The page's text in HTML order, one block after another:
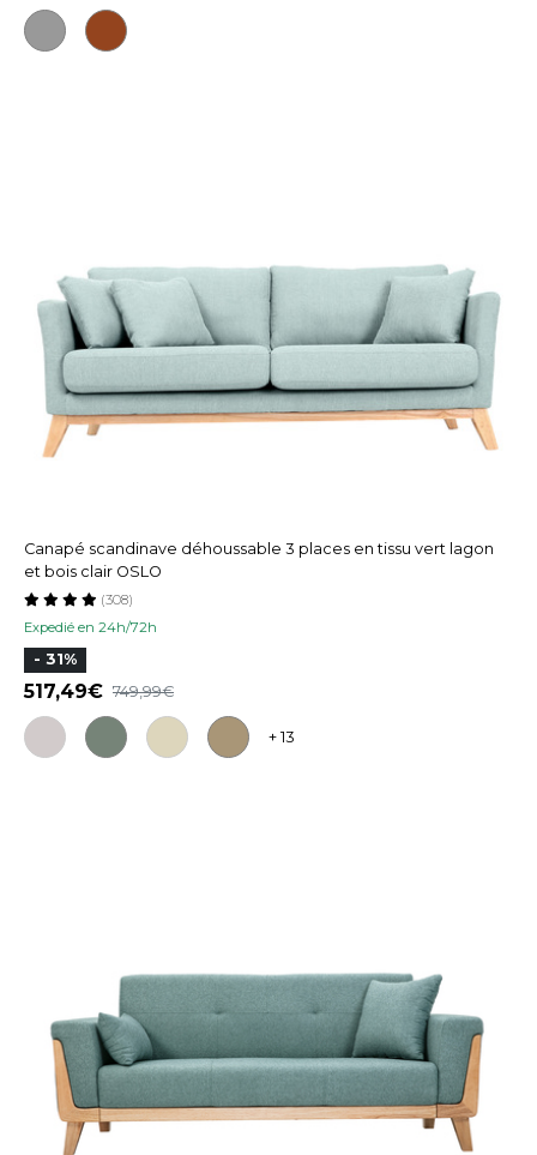
Canapé scandinave déhoussable 3 places en tissu vert lagon
et bois clair OSLO
Expedié en 24h/72h
(308)
- 31%
517,49 749,99
+ 13